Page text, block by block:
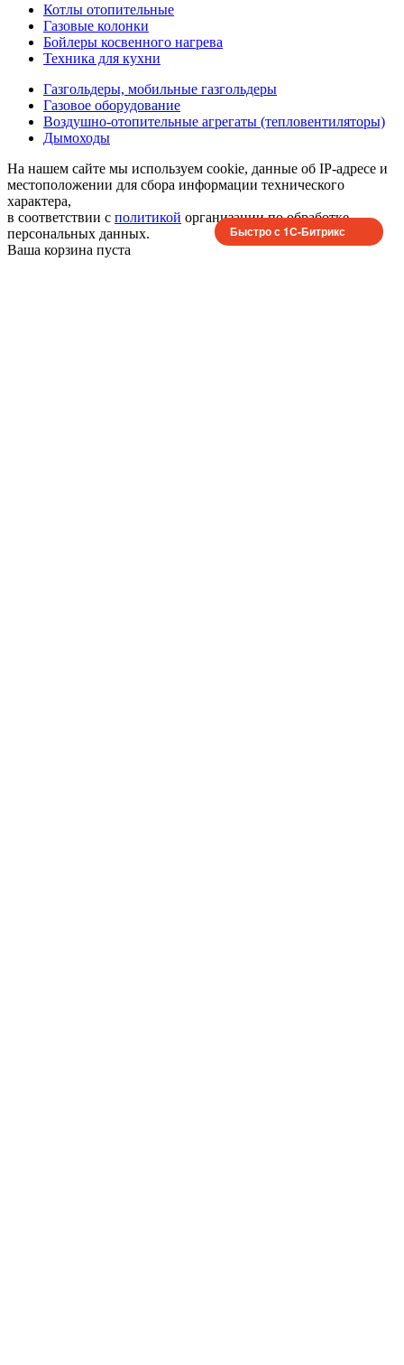
Котлы отопительные
Газовые колонки
Бойлеры косвенного нагрева
Техника для кухни
Газгольдеры, мобильные газгольдеры
Газовое оборудование
Воздушно-отопительные агрегаты (тепловентиляторы)
Дымоходы
На нашем сайте мы используем cookie, данные об IP-адресе и
местоположении для сбора информации технического
характера,
в соответствии с политикой организации по обработке
персональных данных.
Ваша корзина пуста
Быстро с 1С-Битрикс